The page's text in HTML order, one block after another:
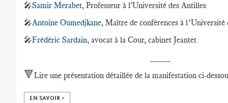
🎤Samir Merabet, Professeur à l'Université des Antilles
🎤Antoine Oumedjkane, Maître de conférences à l’Université
🎤Frédéric Sardain, avocat à la Cour, cabinet Jeantet
🔻Lire une présentation détaillée de la manifestation ci-
EN SAVOIR +